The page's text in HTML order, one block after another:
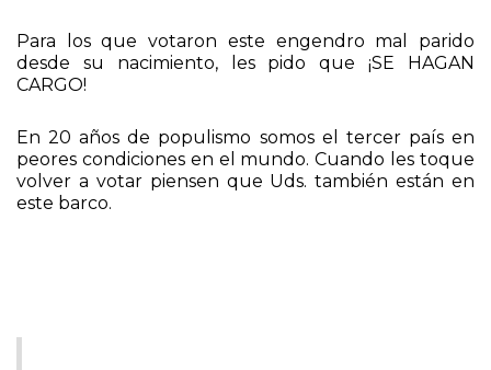
Para los que votaron este engendro mal parido
desde su nacimiento, les pido que ¡SE HAGAN
CARGO!
En 20 años de populismo somos el tercer país en
peores condiciones en el mundo. Cuando les toque
volver a votar piensen que Uds. también están en
este barco.